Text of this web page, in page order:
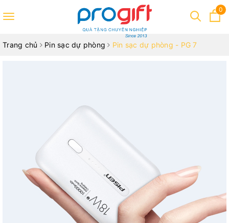
Toggle
0
Trang chủ Pin sạc dự phòng Pin sạc dự phòng - PG 7